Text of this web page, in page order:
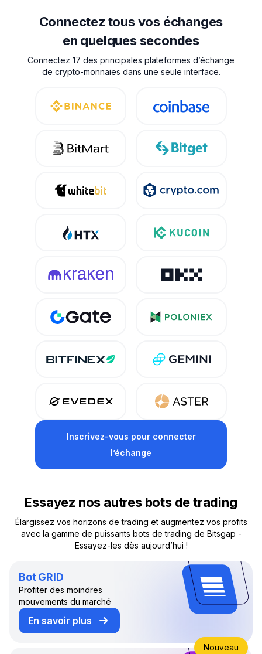
Connectez tous vos échanges
en quelques secondes
Connectez 17 des principales plateformes d’échange
de crypto-monnaies dans une seule interface.
Inscrivez-vous pour connecter
l’échange
Essayez nos autres bots de trading
Élargissez vos horizons de trading et augmentez vos profits
avec la gamme de puissants bots de trading de Bitsgap -
Essayez-les dès aujourd’hui !
Bot GRID
Profiter des moindres
mouvements du marché
En savoir plus
sur le bot de trading GRID
Nouveau